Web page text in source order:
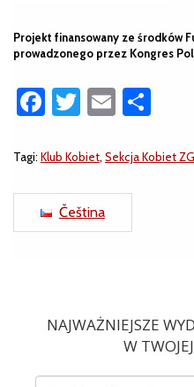
Projekt finansowany ze środków
prowadzonego przez Kongres
Facebook
Twitter
Email
Tagi: Klub Kobiet, Sekcja Kobiet
Čeština
NAJWAŻNIEJSZE
W